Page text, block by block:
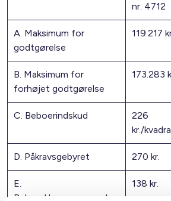
nr. 4712
A. Maksimum for
godtgørelse
119.217
B. Maksimum for
forhøjet godtgørelse
173.283
C. Beboerindskud
226
kr./
D. Påkravsgebyret 270 kr.
E.
Beboerklagenævnsgebyr
138 kr.